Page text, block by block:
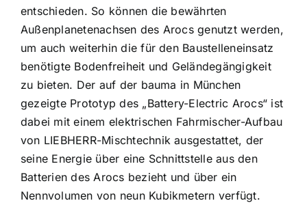
entschieden. So können die bewährten
Außenplanetenachsen des Arocs genutzt werden,
um auch weiterhin die für den Baustelleneinsatz
benötigte Bodenfreiheit und Geländegängigkeit
zu bieten. Der auf der bauma in München
gezeigte Prototyp des „Battery-Electric Arocs“ ist
dabei mit einem elektrischen Fahrmischer-Aufbau
von LIEBHERR-Mischtechnik ausgestattet, der
seine Energie über eine Schnittstelle aus den
Batterien des Arocs bezieht und über ein
Nennvolumen von neun Kubikmetern verfügt.